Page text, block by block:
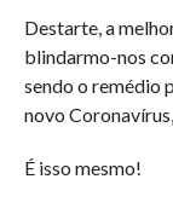
Destarte, a
blindarmo-nos
sendo o remédio
novo
É isso mesmo!